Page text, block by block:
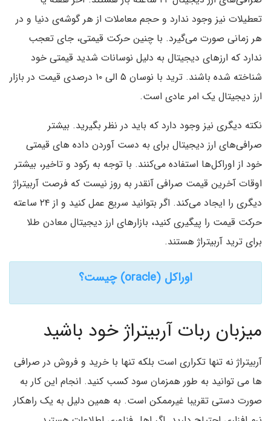
تعطیلات نیز وجود ندارد و حجم معاملات از هر گوشه‌ی دنیا و در
هر زمانی صورت می‌گیرد. با چنین حرکت قیمتی، جای تعجب
ندارد که ارزهای دیجیتال به دلیل نوسانات شدید قیمتی خود
شناخته شده باشند. ترید با نوسان ۵ الی ۱۰ درصدی قیمت در بازار
ارز دیجیتال یک امر عادی است.
نکته دیگری نیز وجود دارد که باید در نظر بگیرید. بیشتر
صرافی‌های ارز دیجیتال برای به دست آوردن داده های قیمتی
خود از اوراکل‌ها استفاده می‌کنند. با توجه به رکود و تاخیر، بیشتر
اوقات آخرین قیمت صرافی آنقدر به روز نیست که فرصت آربیتراژ
دیگری را ایجاد می‌کند. اگر بتوانید سریع عمل کنید و از ۲۴ ساعته
حرکت قیمت را پیگیری کنید، بازارهای ارز دیجیتال معادن طلا
برای ترید آربیتراژ هستند.
اوراکل (oracle) چیست؟
میزبان ربات آربیتراژ خود باشید
آربیتراژ نه تنها تکراری است بلکه تنها با خرید و فروش در صرافی
ها می توانید به طور همزمان سود کسب کنید. انجام این کار به
صورت دستی تقریبا غیرممکن است. به همین دلیل به یک راهکار